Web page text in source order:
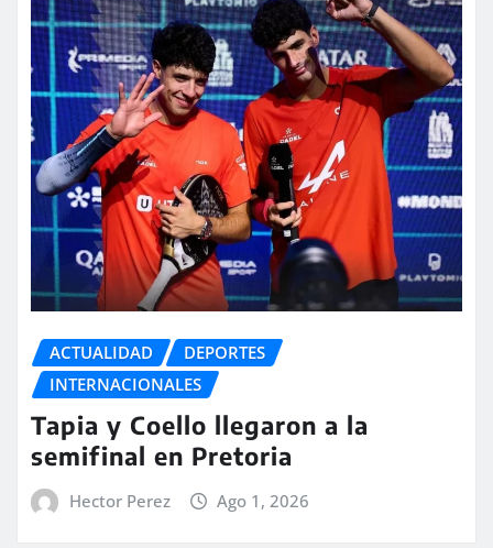
ACTUALIDAD
DEPORTES
INTERNACIONALES
Tapia y Coello llegaron a la
semifinal en Pretoria
Hector Perez Ago 1, 2026